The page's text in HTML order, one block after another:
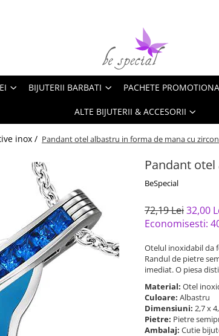
BIJUTERII BARBATI PACHETE
ALTE BIJUTERII & ACCESORII
inox / Pandant otel albastru in forma de mana cu
Pandant
BeSpecial
72,19 Lei32,00
Economisesti:
Otelul inoxidabil da
Randul de pietre
imediat. O piesa
Material: Otel
Culoare: Albastru
Dimensiuni: 2,7 x
Pietre: Pietre
Ambalaj: Cutie